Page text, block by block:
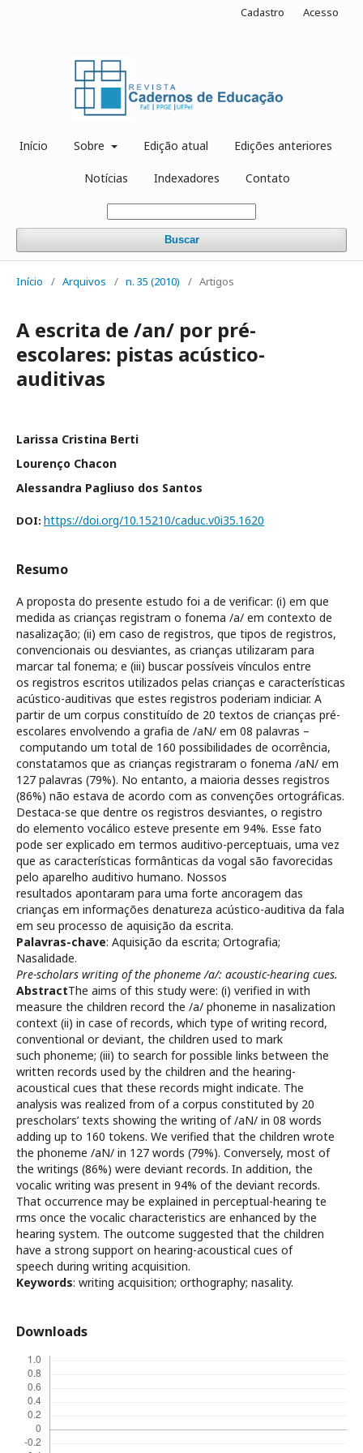
Início Sobre Edição atual Edições anteriores
Notícias Indexadores Contato
Buscar
Cadastro Acesso
Início / Arquivos / n. 35 (2010) / Artigos
A escrita de /an/ por pré-
escolares: pistas acústico-
auditivas
Larissa Cristina Berti
Lourenço Chacon
Alessandra Pagliuso dos Santos
DOI: https://doi.org/10.15210/caduc.v0i35.1620
Resumo
A proposta do presente estudo foi a de verificar: (i) em que
medida as crianças registram o fonema /a/ em contexto de
nasalização; (ii) em caso de registros, que tipos de registros,
convencionais ou desviantes, as crianças utilizaram para
marcar tal fonema; e (iii) buscar possíveis vínculos entre
os registros escritos utilizados pelas crianças e características
acústico-auditivas que estes registros poderiam indiciar. A
partir de um corpus constituído de 20 textos de crianças pré-
escolares envolvendo a grafia de /aN/ em 08 palavras –
computando um total de 160 possibilidades de ocorrência,
constatamos que as crianças registraram o fonema /aN/ em
127 palavras (79%). No entanto, a maioria desses registros
(86%) não estava de acordo com as convenções ortográficas.
Destaca-se que dentre os registros desviantes, o registro
do elemento vocálico esteve presente em 94%. Esse fato
pode ser explicado em termos auditivo-perceptuais, uma vez
que as características formânticas da vogal são favorecidas
pelo aparelho auditivo humano. Nossos
resultados apontaram para uma forte ancoragem das
crianças em informações denatureza acústico-auditiva da fala
em seu processo de aquisição da escrita.
Palavras-chave: Aquisição da escrita; Ortografia;
Nasalidade.
Pre-scholars writing of the phoneme /a/: acoustic-hearing cues.
AbstractThe aims of this study were: (i) verified in with
measure the children record the /a/ phoneme in nasalization
context (ii) in case of records, which type of writing record,
conventional or deviant, the children used to mark
such phoneme; (iii) to search for possible links between the
written records used by the children and the hearing-
acoustical cues that these records might indicate. The
analysis was realized from of a corpus constituted by 20
prescholars’ texts showing the writing of /aN/ in 08 words
adding up to 160 tokens. We verified that the children wrote
the phoneme /aN/ in 127 words (79%). Conversely, most of
the writings (86%) were deviant records. In addition, the
vocalic writing was present in 94% of the deviant records.
That occurrence may be explained in perceptual-hearing te
rms once the vocalic characteristics are enhanced by the
hearing system. The outcome suggested that the children
have a strong support on hearing-acoustical cues of
speech during writing acquisition.
Keywords: writing acquisition; orthography; nasality.
Downloads